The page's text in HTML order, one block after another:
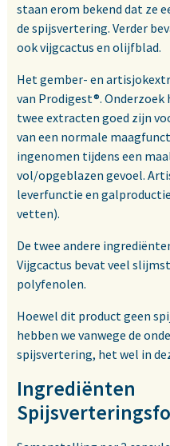
staan erom bekend dat ze
de spijsvertering. Verder
ook vijgcactus en olijfblad.
Het gember- en
van Prodigest®.
twee extracten goed zijn
van een normale
ingenomen tijdens een
vol/opgeblazen gevoel.
leverfunctie en
vetten).
De twee andere
Vijgcactus bevat veel
polyfenolen.
Hoewel dit product geen
hebben we vanwege de
spijsvertering, het wel in
Ingrediënten